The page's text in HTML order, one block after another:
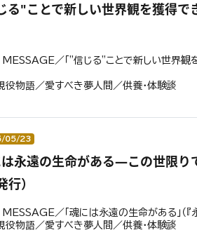
る"ことで新しい世界観を獲得で
MESSAGE／「"信じる"ことで新しい世界観を
役物語／愛すべき夢人間／供養・体験談
05/23
永遠の生命がある―この世限
行）
／「魂には永遠の生命がある」（『
役物語／愛すべき夢人間／供養・体験談